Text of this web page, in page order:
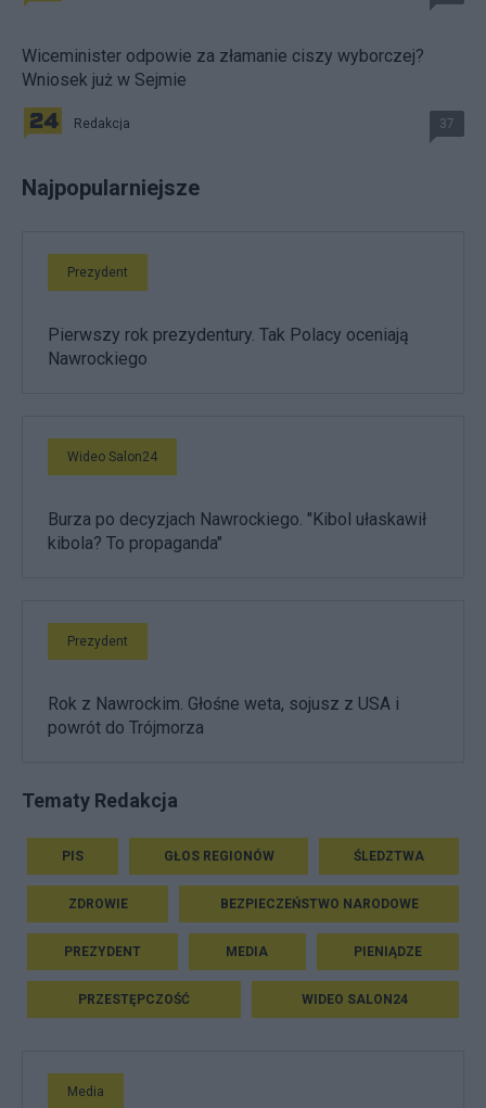
Wiceminister odpowie za złamanie ciszy wyborczej?
Wniosek już w Sejmie
Redakcja 37
Najpopularniejsze
Prezydent
Pierwszy rok prezydentury. Tak Polacy oceniają
Nawrockiego
Wideo Salon24
Burza po decyzjach Nawrockiego. "Kibol ułaskawił
kibola? To propaganda"
Prezydent
Rok z Nawrockim. Głośne weta, sojusz z USA i
powrót do Trójmorza
Tematy Redakcja
PIS GŁOS REGIONÓW ŚLEDZTWA
ZDROWIE BEZPIECZEŃSTWO NARODOWE
PREZYDENT MEDIA PIENIĄDZE
PRZESTĘPCZOŚĆ WIDEO SALON24
Media